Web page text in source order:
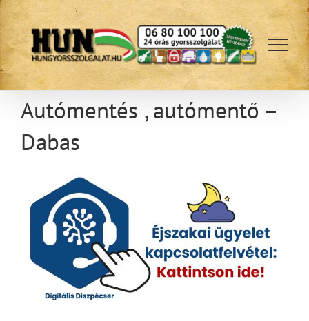
Kihagyás
Autómentés , autómentő –
Dabas